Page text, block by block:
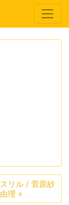
スリル / 菅原紗
由理 »